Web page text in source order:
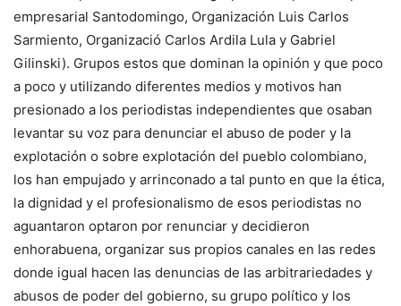
empresarial Santodomingo, Organización Luis Carlos
Sarmiento, Organizació Carlos Ardila Lula y Gabriel
Gilinski). Grupos estos que dominan la opinión y que poco
a poco y utilizando diferentes medios y motivos han
presionado a los periodistas independientes que osaban
levantar su voz para denunciar el abuso de poder y la
explotación o sobre explotación del pueblo colombiano,
los han empujado y arrinconado a tal punto en que la ética,
la dignidad y el profesionalismo de esos periodistas no
aguantaron optaron por renunciar y decidieron
enhorabuena, organizar sus propios canales en las redes
donde igual hacen las denuncias de las arbitrariedades y
abusos de poder del gobierno, su grupo político y los